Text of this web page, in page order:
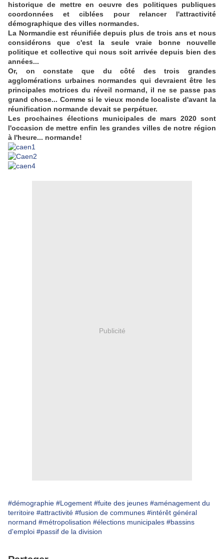
historique de mettre en oeuvre des politiques publiques
coordonnées et ciblées pour relancer l'attractivité
démographique des villes normandes.
La Normandie est réunifiée depuis plus de trois ans et nous
considérons que c'est la seule vraie bonne nouvelle
politique et collective qui nous soit arrivée depuis bien des
années...
Or, on constate que du côté des trois grandes
agglomérations urbaines normandes qui devraient être les
principales motrices du réveil normand, il ne se passe pas
grand chose... Comme si le vieux monde localiste d'avant la
réunification normande devait se perpétuer.
Les prochaines élections municipales de mars 2020 sont
l'occasion de mettre enfin les grandes villes de notre région
à l'heure... normande!
Publicité
#démographie #Logement #fuite des jeunes #aménagement du
territoire #attractivité #fusion de communes #intérêt général
normand #métropolisation #élections municipales #bassins
d'emploi #passif de la division